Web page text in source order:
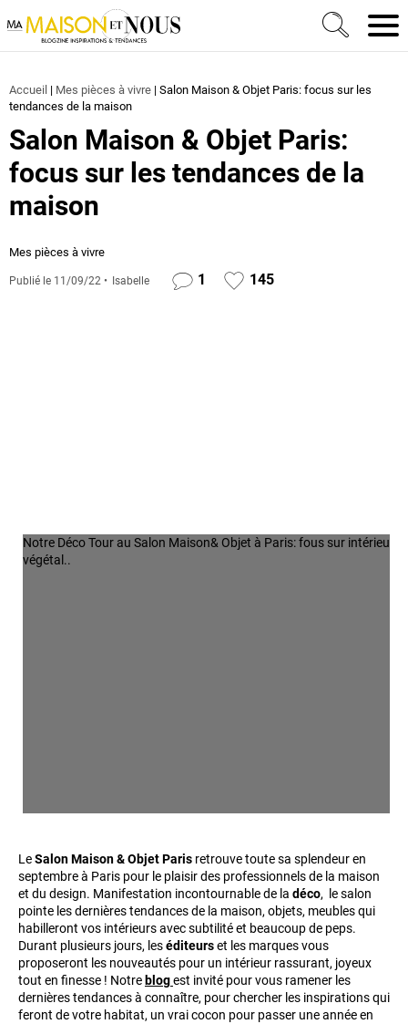
Ma Maison et Nous Construction, rénovation &
Accueil | Mes pièces à vivre | Salon Maison & Objet Paris: focus sur les
tendances de la maison
Salon Maison & Objet Paris:
focus sur les tendances de la
maison
Mes pièces à vivre
Publié le 11/09/22 Isabelle 1 145
Notre Déco Tour au Salon Maison& Objet à Paris: fous sur intérieur
végétal..
LeSalon Maison & Objet Paris retrouve toute sa splendeur en
septembre à Paris pour le plaisir des professionnels de la maison
et du design. Manifestation incontournable de la déco, le salon
pointe les dernières tendances de la maison, objets, meubles qui
habilleront vos intérieurs avec subtilité et beaucoup de peps.
Durant plusieurs jours, leséditeurset les marques vous
proposeront les nouveautés pour un intérieur rassurant, joyeux
tout en finesse ! Notre blogest invité pour vous ramener les
dernières tendances à connaître, pour chercher les inspirations qui
feront de votre habitat, un vrai cocon pour passer une année en